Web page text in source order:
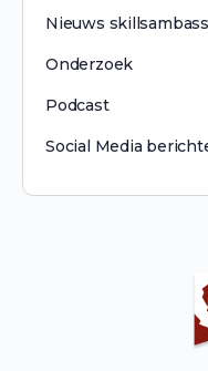
Nieuws
Onderzoek
Podcast
Social Media